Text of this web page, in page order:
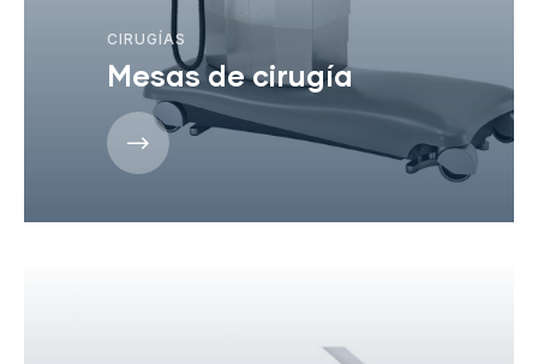
CIRUGÍAS
Mesas de cirugía